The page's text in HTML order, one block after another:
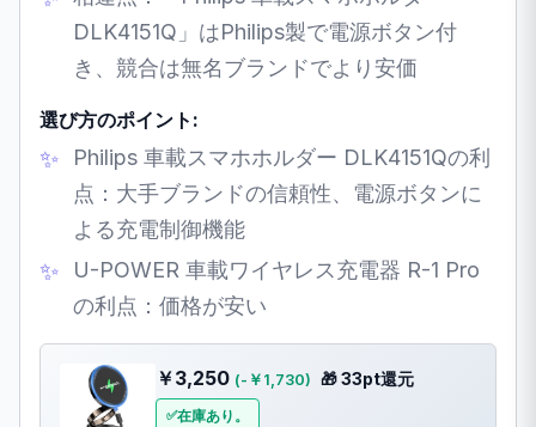
DLK4151Q」はPhilips製で電源ボタン付
き、競合は無名ブランドでより安価
選び方のポイント:
Philips 車載スマホホルダー DLK4151Qの利
点：大手ブランドの信頼性、電源ボタンに
よる充電制御機能
U-POWER 車載ワイヤレス充電器 R-1 Pro
の利点：価格が安い
￥3,250 (-￥1,730) 🎁 33pt還元
在庫あり。